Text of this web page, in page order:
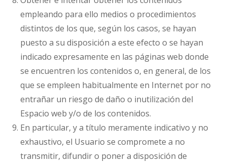
empleando para ello medios o procedimientos
distintos de los que, según los casos, se hayan
puesto a su disposición a este efecto o se hayan
indicado expresamente en las páginas web donde
se encuentren los contenidos o, en general, de los
que se empleen habitualmente en Internet por no
entrañar un riesgo de daño o inutilización del
Espacio web y/o de los contenidos.
En particular, y a título meramente indicativo y no
exhaustivo, el Usuario se compromete a no
transmitir, difundir o poner a disposición de